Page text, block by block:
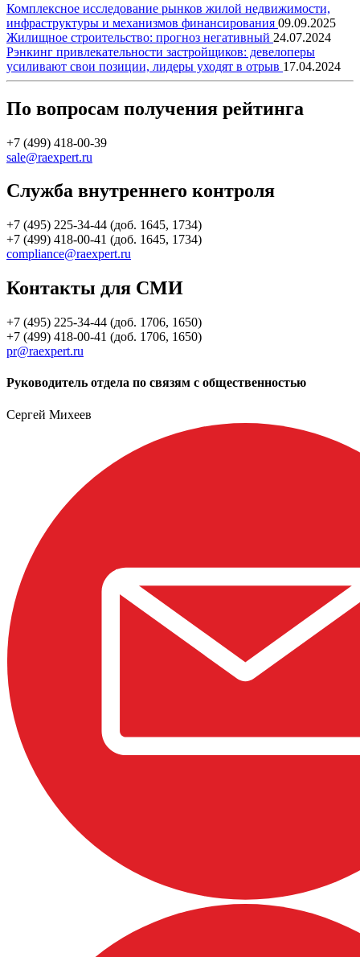
Комплексное исследование рынков жилой недвижимости,
инфраструктуры и механизмов финансирования 09.09.2025
Жилищное строительство: прогноз негативный 24.07.2024
Рэнкинг привлекательности застройщиков: девелоперы
усиливают свои позиции, лидеры уходят в отрыв 17.04.2024
По вопросам получения рейтинга
+7 (499) 418-00-39
sale@raexpert.ru
Служба внутреннего контроля
+7 (495) 225-34-44 (доб. 1645, 1734)
+7 (499) 418-00-41 (доб. 1645, 1734)
compliance@raexpert.ru
Контакты для СМИ
+7 (495) 225-34-44 (доб. 1706, 1650)
+7 (499) 418-00-41 (доб. 1706, 1650)
pr@raexpert.ru
Руководитель отдела по связям с общественностью
Сергей Михеев